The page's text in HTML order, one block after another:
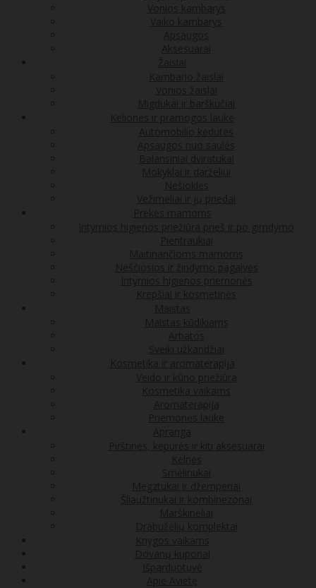
Vonios kambarys
Vaiko kambarys
Apsaugos
Aksesuarai
Žaislai
Kambario žaislai
Vonios žaislai
Migdukai ir barškučiai
Kelionės ir pramogos lauke
Automobilio kėdutės
Apsaugos nuo saulės
Balansiniai dviratukai
Mokyklai ir darželiui
Nešioklės
Vežimėliai ir jų priedai
Prekės mamoms
Intymios higienos priežiūra prieš ir po gimdymo
Pientraukiai
Maitinančioms mamoms
Nėščiosios ir žindymo pagalvės
Intymios higienos priemonės
Krepšiai ir kosmetinės
Maistas
Maistas kūdikiams
Arbatos
Sveiki užkandžiai
Kosmetika ir aromaterapija
Veido ir kūno priežiūra
Kosmetika vaikams
Aromaterapija
Priemonės lauke
Apranga
Pirštinės, kepurės ir kiti aksesuarai
Kelnės
Smėlinukai
Megztukai ir džemperiai
Šliaužtinukai ir kombinezonai
Marškinėliai
Drabužėlių komplektai
Knygos vaikams
Dovanų kuponai
Išparduotuvė
Apie Avietę